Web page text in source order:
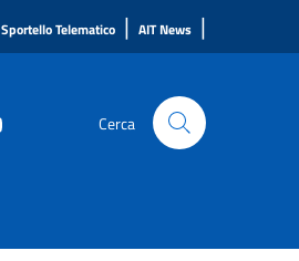
Sportello Telematico | AIT News |
Cerca